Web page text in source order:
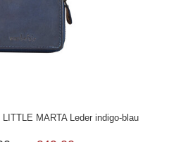
MARTA Leder indigo-blau